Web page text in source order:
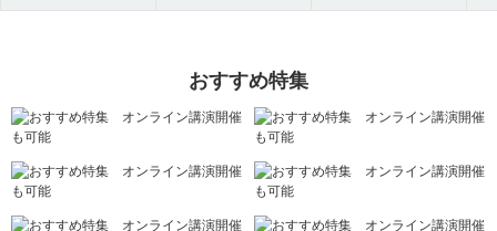
おすすめ特集